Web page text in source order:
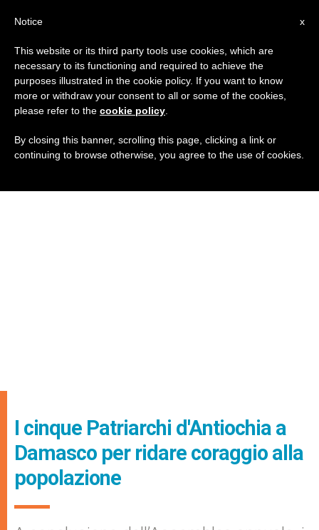
I cinque Patriarchi d'Antiochia a
Damasco per ridare coraggio alla
popolazione
x
Notice
This website or its third party tools use cookies, which are
necessary to its functioning and required to achieve the
purposes illustrated in the cookie policy. If you want to know
more or withdraw your consent to all or some of the cookies,
please refer to the cookie policy
By closing this banner, scrolling this page, clicking a link or
continuing to browse otherwise, you agree to the use of cookies.